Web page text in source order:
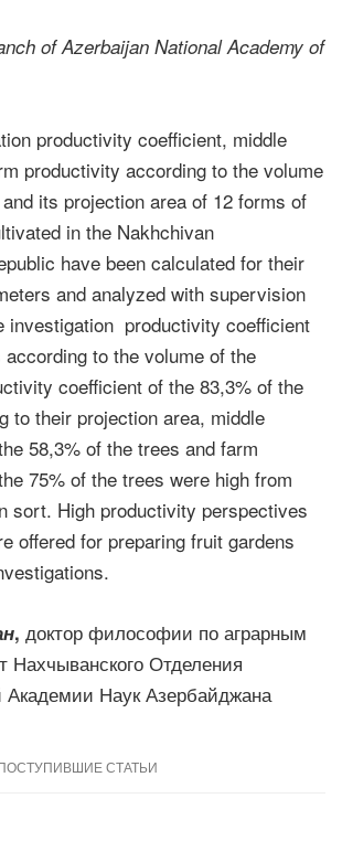
of Azerbaijan National Academy of
productivity coefficient, middle
productivity according to the volume
its projection area of 12 forms of
in the Nakhchivan
have been calculated for their
and analyzed with supervision
investigation productivity coefficient
to the volume of the
coefficient of the 83,3% of the
to their projection area, middle
58,3% of the trees and farm
75% of the trees were high from
sort. High productivity perspectives
offered for preparing fruit gardens
, доктор философии по аграрным
Нахчыванского Отделения
Академии Наук Азербайджана
СТАТЬИ